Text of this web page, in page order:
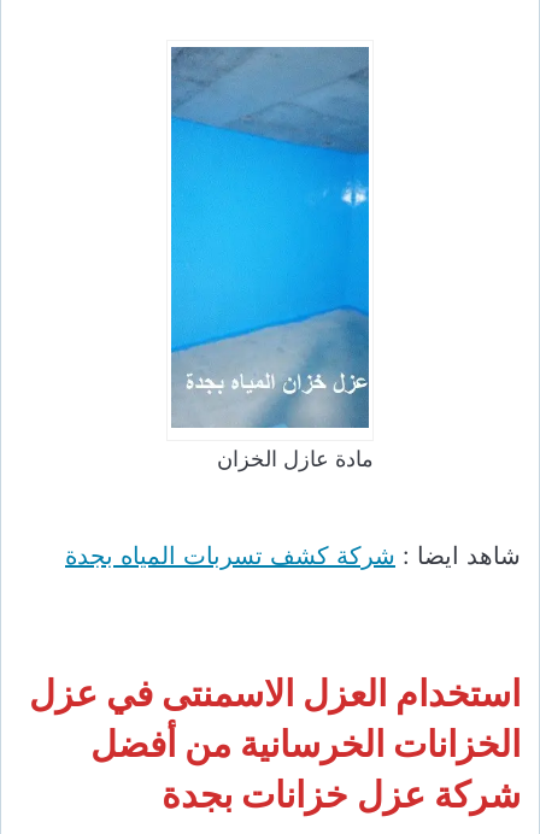
مادة عازل الخزان
شاهد ايضا : شركة كشف تسربات المياه بجدة
استخدام العزل الاسمنتى في عزل
الخزانات الخرسانية من أفضل
شركة عزل خزانات بجدة